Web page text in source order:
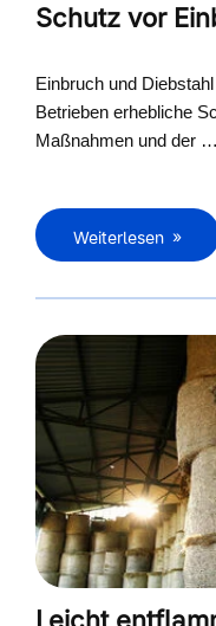
Schutz vor
Einbruch und
Betrieben erhebliche
Maßnahmen und der …
Weiterlesen
Leicht